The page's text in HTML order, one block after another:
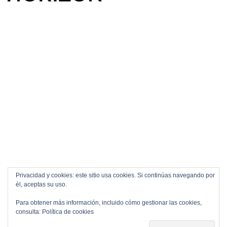
Privacidad y cookies: este sitio usa cookies. Si continúas navegando por
él, aceptas su uso.
Para obtener más información, incluido cómo gestionar las cookies,
consulta: Política de cookies